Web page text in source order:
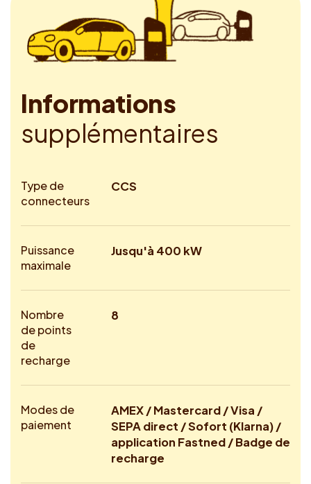
Informations
supplémentaires
Type de
connecteurs
CCS
Puissance
maximale
Jusqu'à 400 kW
Nombre
de points
de
recharge
8
Modes de
paiement
AMEX / Mastercard / Visa /
SEPA direct / Sofort (Klarna) /
application Fastned / Badge de
recharge